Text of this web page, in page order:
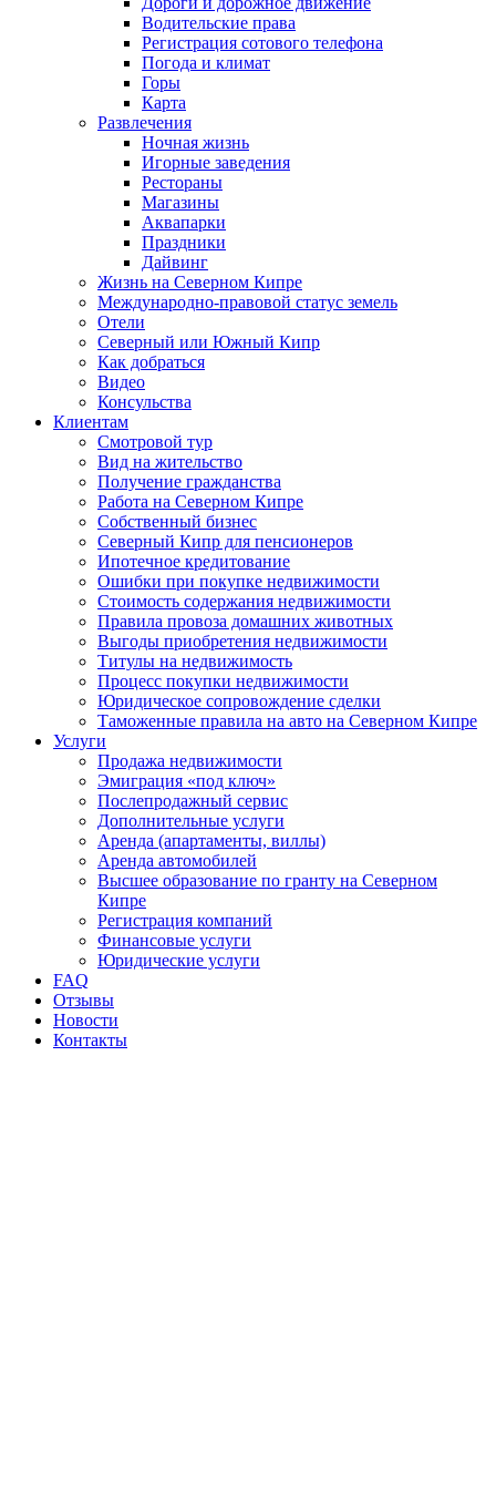
Водительские права
Регистрация сотового телефона
Погода и климат
Горы
Карта
Развлечения
Ночная жизнь
Игорные заведения
Рестораны
Магазины
Аквапарки
Праздники
Дайвинг
Жизнь на Северном Кипре
Международно-правовой статус земель
Отели
Северный или Южный Кипр
Как добраться
Видео
Консульства
Клиентам
Смотровой тур
Вид на жительство
Получение гражданства
Работа на Северном Кипре
Собственный бизнес
Северный Кипр для пенсионеров
Ипотечное кредитование
Ошибки при покупке недвижимости
Стоимость содержания недвижимости
Правила провоза домашних животных
Выгоды приобретения недвижимости
Титулы на недвижимость
Процесс покупки недвижимости
Юридическое сопровождение сделки
Таможенные правила на авто на Северном Кипре
Услуги
Продажа недвижимости
Эмиграция «под ключ»
Послепродажный сервис
Дополнительные услуги
Аренда (апартаменты, виллы)
Аренда автомобилей
Высшее образование по гранту на Северном
Кипре
Регистрация компаний
Финансовые услуги
Юридические услуги
FAQ
Отзывы
Новости
Контакты